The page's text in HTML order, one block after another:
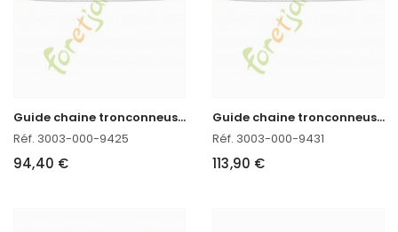
G
uide chaine tronconneuse 55 CM Stihl 3003-000-9425
Réf. 3003-000-9425
94,40 €
G
uide chaine tronconneuse 63 CM Stihl 3003-000-9431
Réf. 3003-000-9431
113,90 €